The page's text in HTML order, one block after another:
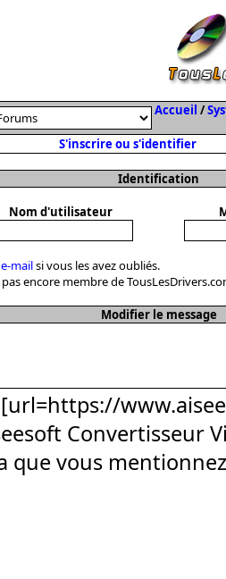
Accueil /
S'inscrire ou s'identifier
Identification
Nom d'utilisateur
mailsi vous les avez oubliés.
encore membre de
Modifier le message